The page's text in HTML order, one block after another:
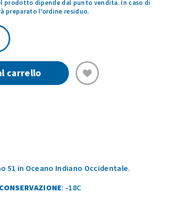
prodotto dipende dal punto vendita. In caso di
preparato l’ordine residuo.
carrello
51 in Oceano Indiano Occidentale.
: -18C